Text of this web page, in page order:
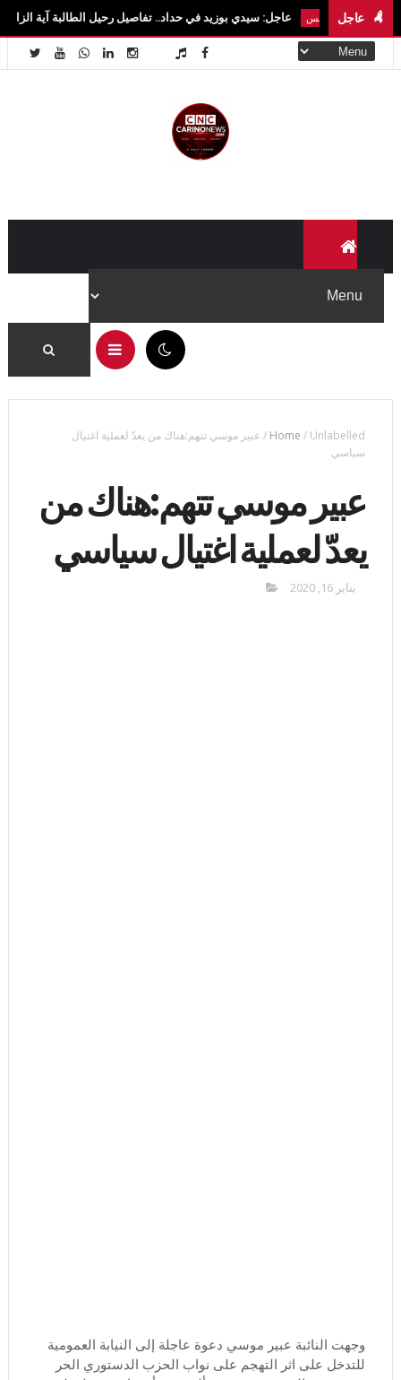
عاجل تونس عاجل: سيدي بوزيد في حداد.. تفاصيل رحيل الطالبة آية الزايدي في حادث
Home / Unlabelled
/ عبير موسي تتهم:هناك من يعدّ لعملية اغتيال
سياسي
عبير موسي تتهم:هناك من
يعدّ لعملية اغتيال سياسي
يناير 16, 2020
وجهت النائبة عبير موسي دعوة عاجلة إلى النيابة العمومية
للتدخل على اثر التهجم على نواب الحزب الدستوري الحر